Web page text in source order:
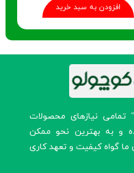
افزودن به سبد خرید
تمامی نیازهای محصولات
و به بهترین نحو ممکن
گواه کیفیت و تعهد کاری